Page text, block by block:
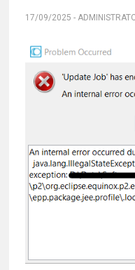
17/09/2025 -